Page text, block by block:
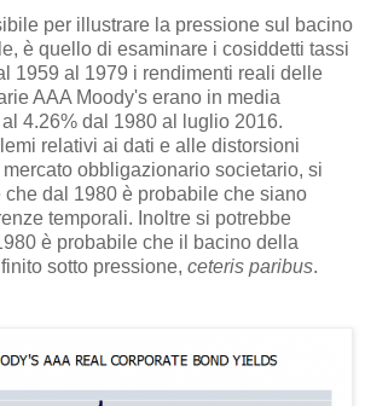
per illustrare la pressione sul bacino
è quello di esaminare i cosiddetti tassi
1959 al 1979 i rendimenti reali delle
AAA Moody's erano in media
4.26% dal 1980 al luglio 2016.
relativi ai dati e alle distorsioni
obbligazionario societario, si
che dal 1980 è probabile che siano
temporali. Inoltre si potrebbe
è probabile che il bacino della
sotto pressione, ceteris paribus.